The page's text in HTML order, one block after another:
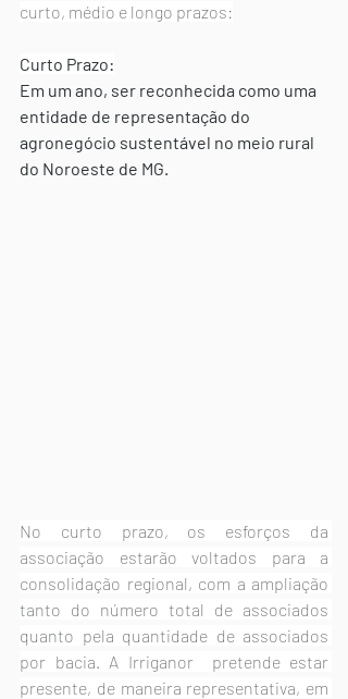
curto, médio e longo prazos:
Curto Prazo:
Em um ano, ser reconhecida como uma
entidade de representação do
agronegócio sustentável no meio rural
do Noroeste de MG.
No curto prazo, os esforços da
associação estarão voltados para a
consolidação regional, com a ampliação
tanto do número total de associados
quanto pela quantidade de associados
por bacia. A Irriganor  pretende estar
presente, de maneira representativa, em